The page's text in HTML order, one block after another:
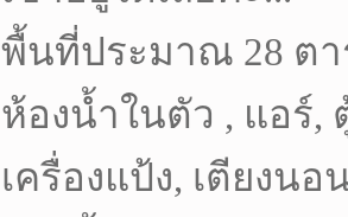
พื้นที่ประมาณ 28 ตา
ห้องน้ำในตัว , แอร์,
เครื่องแป้ง, เตียงน